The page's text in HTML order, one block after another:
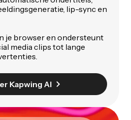
lip-sync en
je browser en ondersteunt
media clips tot lange
Kapwing AI